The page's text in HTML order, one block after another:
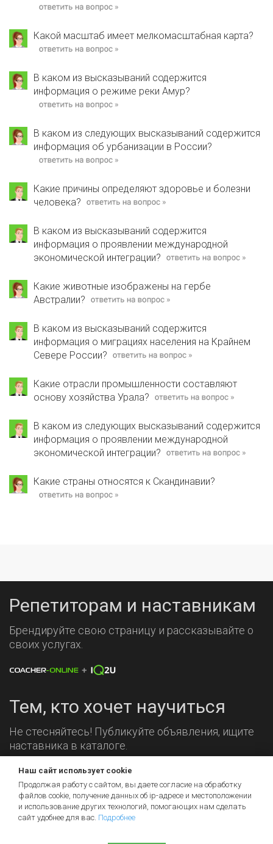
Какой масштаб имеет мелкомасштабная карта?
В каком из высказываний содержится
информация о режиме реки Амур?
В каком из следующих высказываний содержится
информация об урбанизации в России?
Какие причины определяют здоровье и болезни
человека?
В каком из высказываний содержится
информация о проявлении международной
экономической интеграции?
Какие животные изображены на гербе
Австралии?
В каком из высказываний содержится
информация о миграциях населения на Крайнем
Севере России?
Какие отрасли промышленности составляют
основу хозяйства Урала?
В каком из следующих высказываний содержится
информация о проявлении международной
экономической интеграции?
Какие страны относятся к Скандинавии?
Репетиторам и наставникам
Брендируйте свою страницу и рассказывайте о
своих услугах.
Тем, кто хочет научиться
Не стесняйтесь! Публикуйте объявления, ищите
наставника в каталоге.
Мы на связи!
Наш сайт использует cookie
Продолжая работу с сайтом, вы даете согласие на обработку
файлов cookie, получение данных об ip-адресе и местоположении
и использование других технологий, помогающих нам сделать
сайт удобнее для вас. Подробнее